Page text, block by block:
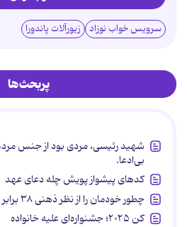
سرویس خواب نوزاد زیورآلات پاندورا
پربحث‌ها
شهید رئیسی، مردی بود از جنس
بی‌ادعا.
کدهای پیشواز پویش چله دعای عهد
چطور خودمان را از نظر ذهنی ۳۸ برابر قوی‌تر کنیم؟
کن ۲۰۲۵؛ جشنواره‌ای علیه خانواده